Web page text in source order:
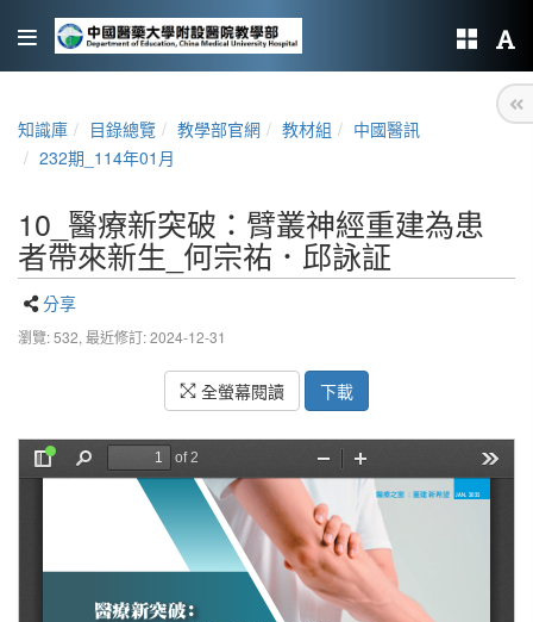
知識庫 目錄總覽 教學部官網 教材組
中國醫訊
232期_114年01月
10_醫療新突破：臂叢神經重建為患
者帶來新生_何宗祐．邱詠証
分享
瀏覽: 532, 最近修訂: 2024-12-31
全螢幕閱讀 下載